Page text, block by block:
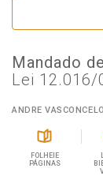
Mandado
Lei 12.016/
ANDRE
FOLHEIE
PÁGINAS